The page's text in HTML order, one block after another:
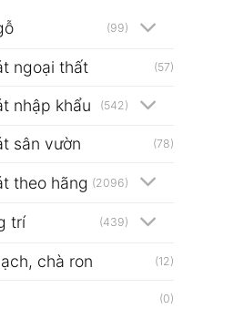
(99)
ngoại thất (57)
nhập khẩu (542)
sân vườn (78)
theo hãng (2096)
trí (439)
chà ron (12)
(0)